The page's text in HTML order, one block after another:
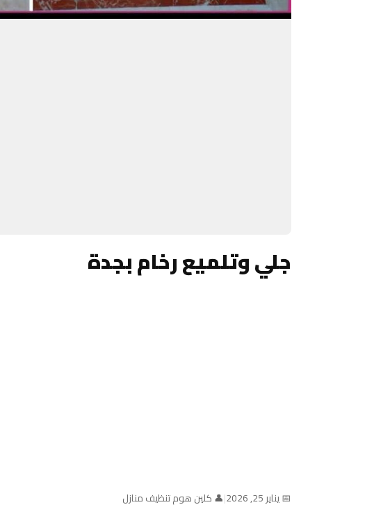
جلي وتلميع رخام بجدة
📅 يناير 25, 2026 |👤 كلين هوم تنظيف منازل